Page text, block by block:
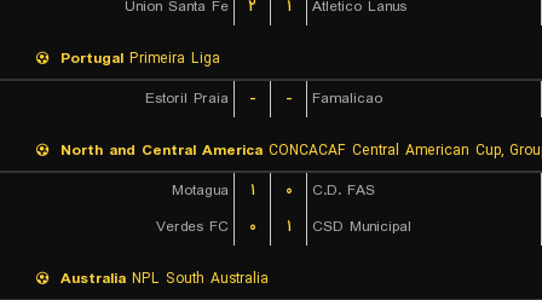
Union Santa Fe
۲ ۱ Atletico Lanus
Portugal Primeira Liga
Estoril Praia
- - Famalicao
North and Central America CONCACAF Central American Cup,
Motagua
۱ ۰
C.D. FAS
Verdes FC
۰ ۱ CSD Municipal
Australia NPL South Australia